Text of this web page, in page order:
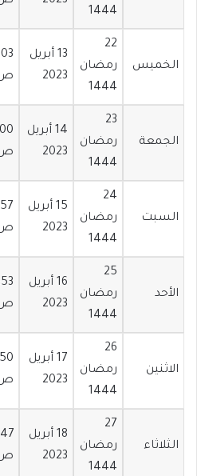
1444
الخميس
22
رمضان
1444
13 أبريل
2023
الجمعة
23
رمضان
1444
14 أبريل
2023
السبت
24
رمضان
1444
15 أبريل
2023
الأحد
25
رمضان
1444
16 أبريل
2023
الاثنين
26
رمضان
1444
17 أبريل
2023
الثلاثاء
27
رمضان
1444
18 أبريل
2023